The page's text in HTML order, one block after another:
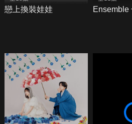
戀上換裝娃娃 Ensemble